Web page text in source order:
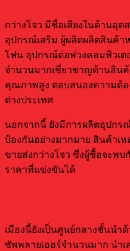
กว่างโจว มีชื่อเสียงในด้านอุ
อุปกรณ์เสริม ผู้ผลิตผลิตสินค้า
โฟน อุปกรณ์ต่อพ่วงคอมพิวเต
จำนวนมากเชี่ยวชาญด้านสิน
คุณภาพสูง ตอบสนองความต้อ
ต่างประเทศ
นอกจากนี้ ยังมีการผลิตอุปกร
ป้องกันอย่างมากมาย สินค้าเ
ขายส่งกว่างโจว ซึ่งผู้ซื้อจะพ
ราคาที่แข่งขันได้
เมืองนี้ยังเป็นศูนย์กลางชั้นนำ
ซัพพลายเออร์จำนวนมาก นำ